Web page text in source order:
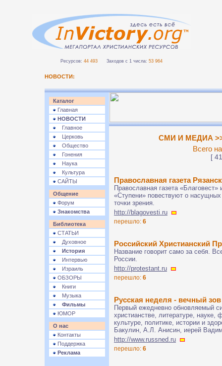
Ресурсов: 44 493 Заходов с 1 числа: 53 964
НОВОСТИ:
Каталог
Главная
НОВОСТИ
Главное
Церковь
Общество
Гонения
Наука
Культура
САЙТЫ
Общение
Форум
Знакомства
Библиотека
СТАТЬИ
Духовное
История
Интервью
Израиль
ОБЗОРЫ
Книги
Музыка
Фильмы
ЮМОР
О нас
Контакты
Поддержка
Реклама
СМИ И МЕДИА >>
Всего
[
Православная газета
Православная газета
«Ступени» повествуют о
точки зрения.
http://blagovesti.ru
перешло: 6
Российский Христианский
Название говорит само за себя.
России.
http://protestant.ru
перешло: 6
Русская неделя - вечный
Первый ежедневно обновляемый
христианстве, литературе,
культуре, политике, истории и
Бакулин, А.Л. Анисин, иерей
http://www.russned.ru
перешло: 6